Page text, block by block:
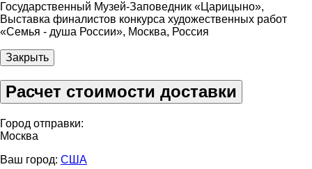
Государственный Музей-Заповедник «Царицыно»,
Выставка финалистов конкурса художественных работ
«Семья - душа России», Москва, Россия
Закрыть
Расчет стоимости доставки
Город отправки:
Москва
Ваш город: США